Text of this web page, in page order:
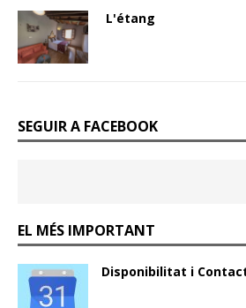
L'étang
SEGUIR A FACEBOOK
EL MÉS IMPORTANT
Disponibilitat i